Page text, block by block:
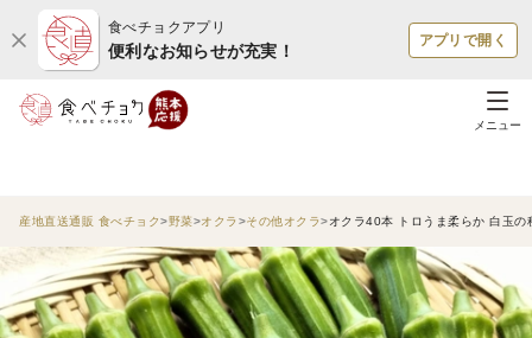
食べチョクアプリ
便利なお知らせが充実！
アプリで開く
メニュー
産地直送通販 食べチョク 野菜 オクラ その他オクラ オクラ40本 トロうま柔らか 白玉